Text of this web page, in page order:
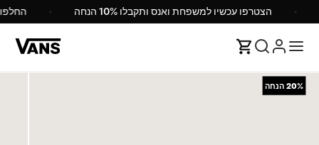
הצטרפו עכשיו למשפחת ואנס ותקבלו 10% הנחה
20% הנחה